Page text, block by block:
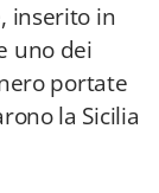
inserito in
uno dei
portate
la Sicilia